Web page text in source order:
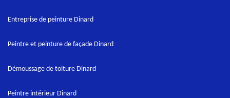
Entreprise de peinture Dinard
Peintre et peinture de façade Dinard
Démoussage de toiture Dinard
Peintre intérieur Dinard